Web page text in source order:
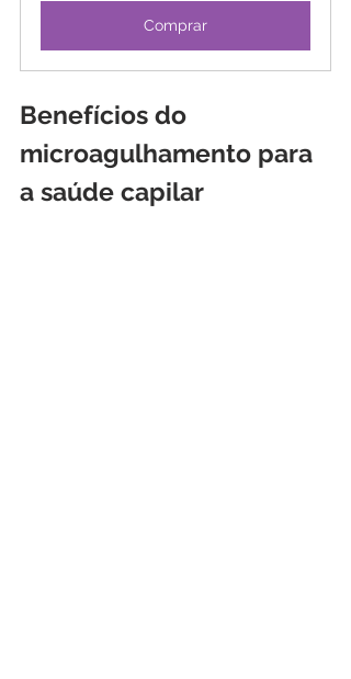
Comprar
Benefícios do
microagulhamento para
a saúde capilar